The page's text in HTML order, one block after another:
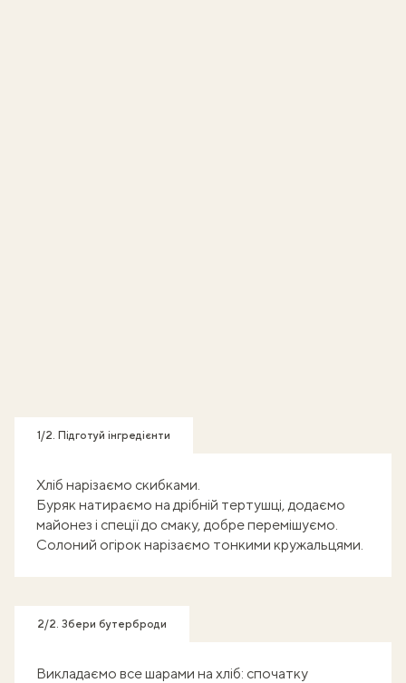
1/2. Підготуй інгредієнти
Хліб нарізаємо скибками.
Буряк натираємо на дрібній тертушці, додаємо
майонез і спеції до смаку, добре перемішуємо.
Солоний огірок нарізаємо тонкими кружальцями.
2/2. Збери бутерброди
Викладаємо все шарами на хліб: спочатку